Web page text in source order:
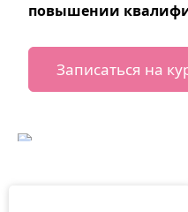
повышении
Записаться на